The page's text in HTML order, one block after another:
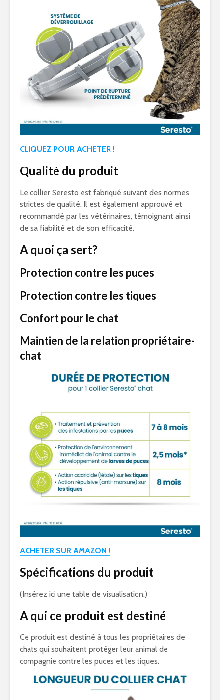
CLIQUEZ POUR ACHETER !
Qualité du produit
Le collier Seresto est fabriqué suivant des normes
strictes de qualité. Il est également approuvé et
recommandé par les vétérinaires, témoignant ainsi
de sa fiabilité et de son efficacité.
A quoi ça sert?
Protection contre les puces
Protection contre les tiques
Confort pour le chat
Maintien de la relation propriétaire-
chat
ACHETER SUR AMAZON !
Spécifications du produit
(Insérez ici une table de visualisation.)
A qui ce produit est destiné
Ce produit est destiné à tous les propriétaires de
chats qui souhaitent protéger leur animal de
compagnie contre les puces et les tiques.